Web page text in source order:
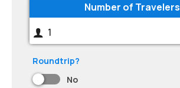
Number of Travelers
1
Roundtrip?
No